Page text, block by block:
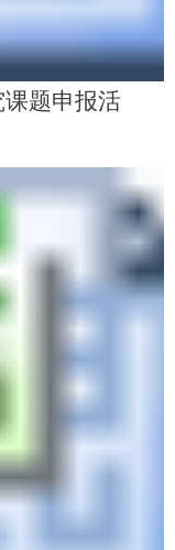
题申报活